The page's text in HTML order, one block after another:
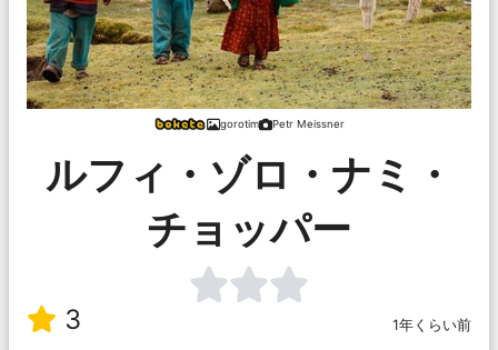
gorotim Petr Meissner
ルフィ・ゾロ・ナミ・
チョッパー
3 1年くらい前